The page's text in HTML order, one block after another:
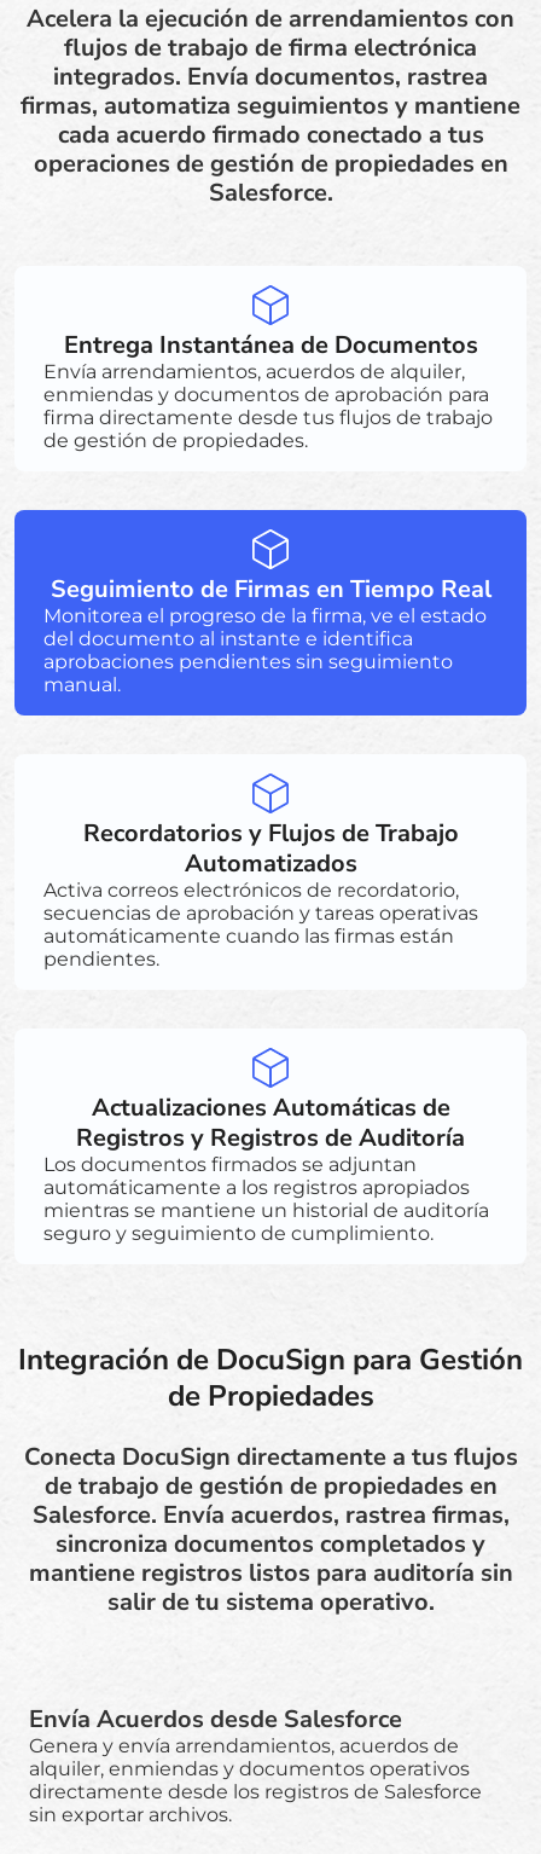
Acelera la ejecución de arrendamientos con
flujos de trabajo de firma electrónica
integrados. Envía documentos, rastrea
firmas, automatiza seguimientos y mantiene
cada acuerdo firmado conectado a tus
operaciones de gestión de propiedades en
Salesforce.
Entrega Instantánea de Documentos
Envía arrendamientos, acuerdos de alquiler,
enmiendas y documentos de aprobación para
firma directamente desde tus flujos de trabajo
de gestión de propiedades.
Seguimiento de Firmas en Tiempo Real
Monitorea el progreso de la firma, ve el estado
del documento al instante e identifica
aprobaciones pendientes sin seguimiento
manual.
Recordatorios y Flujos de Trabajo
Automatizados
Activa correos electrónicos de recordatorio,
secuencias de aprobación y tareas operativas
automáticamente cuando las firmas están
pendientes.
Actualizaciones Automáticas de
Registros y Registros de Auditoría
Los documentos firmados se adjuntan
automáticamente a los registros apropiados
mientras se mantiene un historial de auditoría
seguro y seguimiento de cumplimiento.
Integración de DocuSign para Gestión
de Propiedades
Conecta DocuSign directamente a tus flujos
de trabajo de gestión de propiedades en
Salesforce. Envía acuerdos, rastrea firmas,
sincroniza documentos completados y
mantiene registros listos para auditoría sin
salir de tu sistema operativo.
Envía Acuerdos desde Salesforce
Genera y envía arrendamientos, acuerdos de
alquiler, enmiendas y documentos operativos
directamente desde los registros de Salesforce
sin exportar archivos.